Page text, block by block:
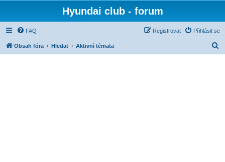
Hyundai club - forum
FAQ Přihlásit se
Registrovat
Obsah fóra Hledat Aktivní témata